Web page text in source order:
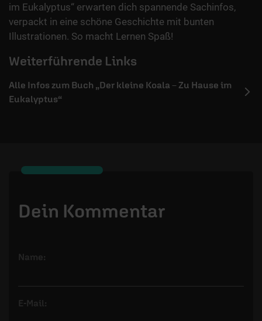
im Eukalyptus“ erwarten dich spannende Sachinfos,
verpackt in eine schöne Geschichte mit bunten
Illustrationen. So macht Lernen Spaß!
Weiterführende Links
Alle Infos zum Buch „Der kleine Koala – Zu Hause im
Eukalyptus“
Dein Kommentar
Name:
E-Mail: